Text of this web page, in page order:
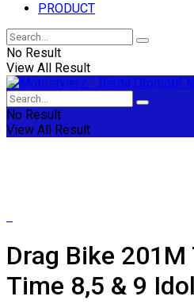
PRODUCT
No Result
View All Result
No Result
View All Result
Drag Bike
Time 8,5 & 9